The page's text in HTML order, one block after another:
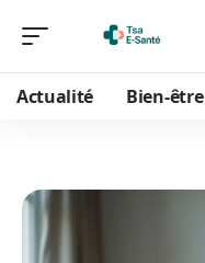
Actualité Bien-être